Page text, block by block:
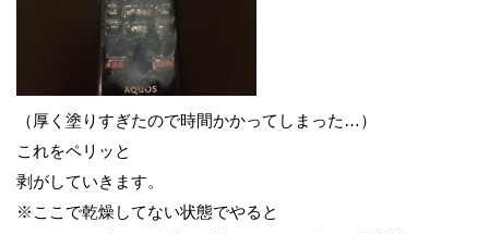
（厚く塗りすぎたので時間かかってしまった…）
これをペリッと
剥がしていきます。
※ここで乾燥してない状態でやると